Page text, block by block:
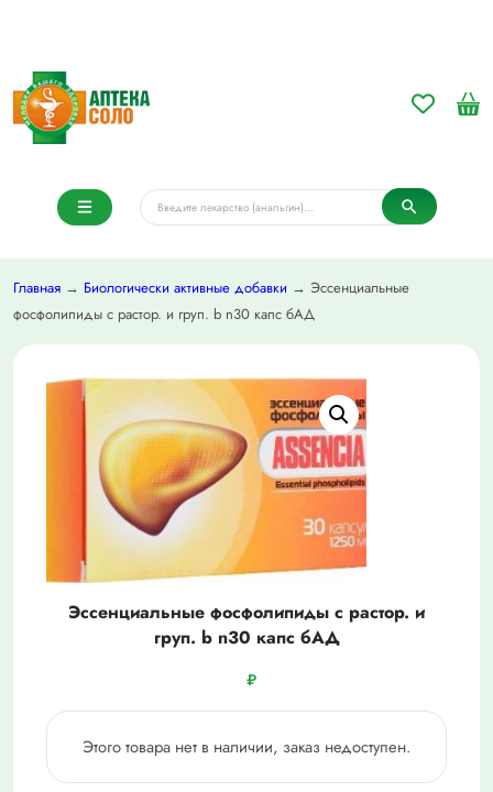
Главная → Биологически активные добавки → Эссенциальные
фосфолипиды с растор. и груп. b n30 капс бАД
Эссенциальные фосфолипиды с растор. и
груп. b n30 капс бАД
₽
Этого товара нет в наличии, заказ недоступен.